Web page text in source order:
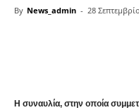
By News_admin - 28
Η συναυλία, στην οποία